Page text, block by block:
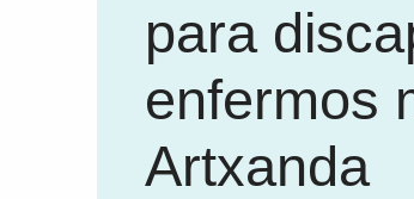
para
enfermos
Artxanda